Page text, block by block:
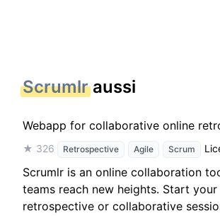
Scrumlraussi
Webapp for collaborative online
★ 326 Retrospective Agile Scrum
Scrumlr is an online collaboration
teams reach new heights. Start
retrospective or collaborative